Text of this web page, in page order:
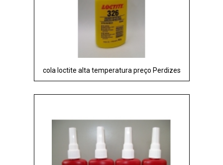
cola loctite alta temperatura preço Perdizes